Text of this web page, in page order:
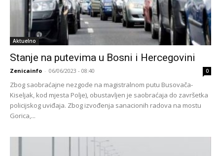
Aktuelno
Stanje na putevima u Bosni i Hercegovini
Zenicainfo - 06/06/2023 - 08:40 0
Zbog saobraćajne nezgode na magistralnom putu Busovača-
Kiseljak, kod mjesta Polje), obustavljen je saobraćaja do završetka
policijskog uviđaja. Zbog izvođenja sanacionih radova na mostu
Gorica,...